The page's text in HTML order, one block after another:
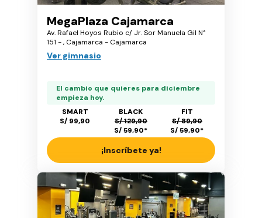
MegaPlaza Cajamarca
Av. Rafael Hoyos Rubio c/ Jr. Sor Manuela Gil N°
151 - , Cajamarca - Cajamarca
Ver gimnasio
El cambio que quieres para diciembre
empieza hoy.
SMART
S/ 99,90
BLACK
S/ 129,90
S/ 59,90*
FIT
S/ 89,90
S/ 59,90*
¡Inscríbete ya!